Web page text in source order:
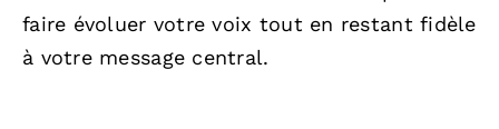
faire évoluer votre voix tout en restant fidèle
à votre message central.